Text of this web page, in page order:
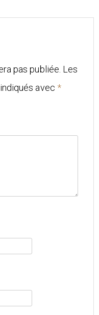
pas publiée. Les
avec *